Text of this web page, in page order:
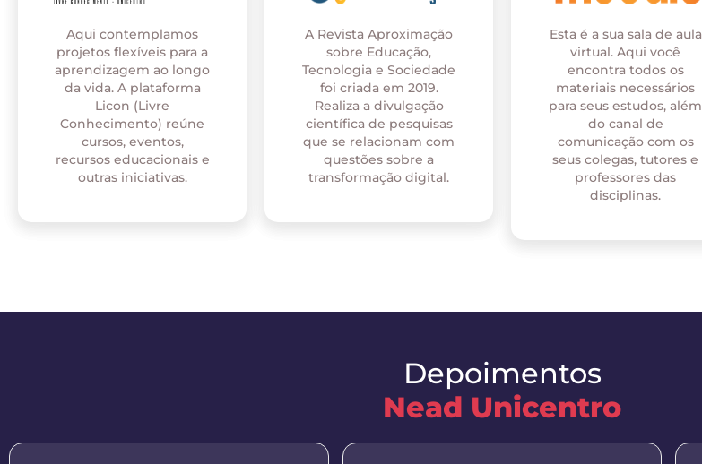
Aqui contemplamos
projetos flexíveis para a
aprendizagem ao longo
da vida. A plataforma
Licon (Livre
Conhecimento) reúne
cursos, eventos,
recursos educacionais e
outras iniciativas.
A Revista Aproximação
sobre Educação,
Tecnologia e Sociedade
foi criada em 2019.
Realiza a divulgação
científica de pesquisas
que se relacionam com
questões sobre a
transformação digital.
Esta é a sua sala de aula
virtual. Aqui você
encontra todos os
materiais necessários
para seus estudos, além
do canal de
comunicação com os
seus colegas, tutores e
professores das
disciplinas.
Depoimentos
Nead Unicentro